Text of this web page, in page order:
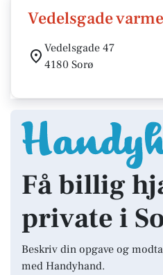
Vedelsgade
Vedelsgade 47
4180 Sorø
Få billig
private i
Beskriv din opgave og
med Handyhand.